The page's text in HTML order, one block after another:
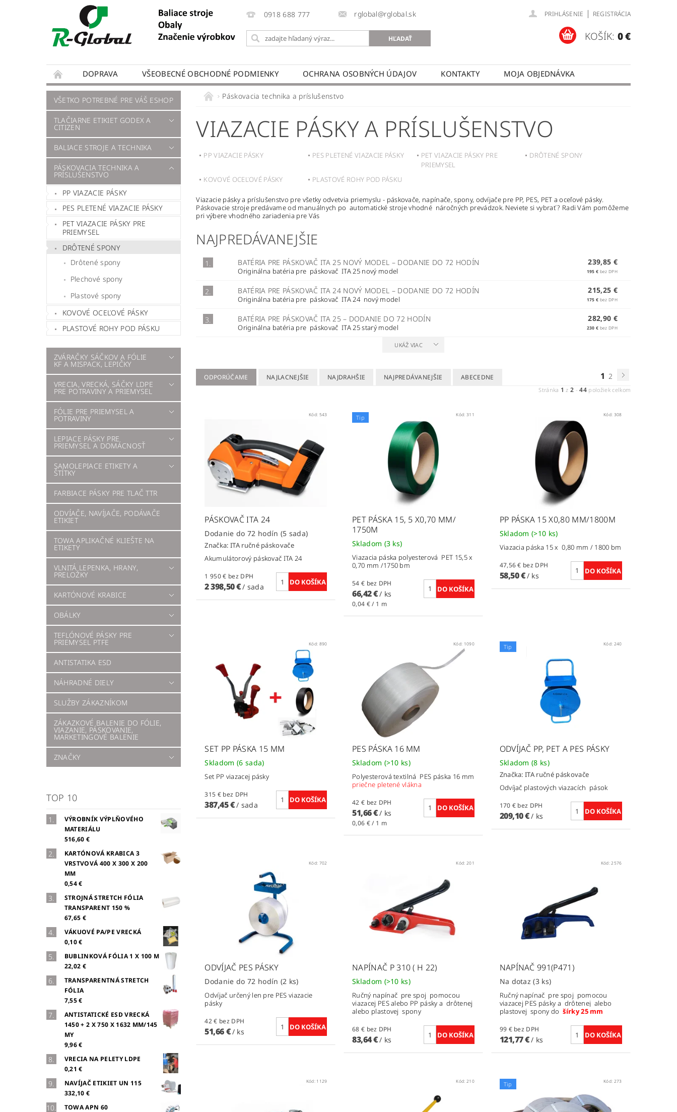
0918 688 777 rglobal@rglobal.sk PRIHLÁSENIE | REGISTRÁCIA
KOŠÍK: 0 €
DOPRAVA VŠEOBECNÉ OBCHODNÉ PODMIENKY OCHRANA OSOBNÝCH ÚDAJOV KONTAKTY MOJA OBJEDNÁVKA
VŠETKO POTREBNÉ PRE VÁŠ ESHOP
TLAČIARNE ETIKIET GODEX A
CITIZEN
BALIACE STROJE A TECHNIKA
PÁSKOVACIA TECHNIKA A
PRÍSLUŠENSTVO
PP VIAZACIE PÁSKY
PES PLETENÉ VIAZACIE PÁSKY
PET VIAZACIE PÁSKY PRE
PRIEMYSEL
DRÔTENÉ SPONY
Drôtené spony
Plechové spony
Plastové spony
KOVOVÉ OCEĽOVÉ PÁSKY
PLASTOVÉ ROHY POD PÁSKU
ZVÁRAČKY SÁČKOV A FÓLIE
KF A MISPACK, LEPIČKY
VRECIA, VRECKÁ, SÁČKY LDPE
PRE POTRAVINY A PRIEMYSEL
FÓLIE PRE PRIEMYSEL A
POTRAVINY
LEPIACE PÁSKY PRE
PRIEMYSEL A DOMÁCNOSŤ
SAMOLEPIACE ETIKETY A
ŠTÍTKY
FARBIACE PÁSKY PRE TLAČ TTR
ODVÍAČE, NAVÍJAČE, PODÁVAČE
ETIKIET
TOWA APLIKAČNÉ KLIEŠTE NA
ETIKETY
VLNITÁ LEPENKA, HRANY,
PRELOŽKY
KARTÓNOVÉ KRABICE
OBÁLKY
TEFLÓNOVÉ PÁSKY PRE
PRIEMYSEL PTFE
ANTISTATIKA ESD
NÁHRADNÉ DIELY
SLUŽBY ZÁKAZNÍKOM
ZÁKAZKOVÉ BALENIE DO FÓLIE,
VIAZANIE, PÁSKOVANIE,
MARKETINGOVÉ BALENIE
ZNAČKY
TOP 10
VÝROBNÍK VÝPLŇOVÉHO
MATERIÁLU
516,60 €
KARTÓNOVÁ KRABICA 3
VRSTVOVÁ 400 X 300 X 200
MM
0,54 €
STROJNÁ STRETCH FÓLIA
TRANSPARENT 150 %
67,65 €
VÁKUOVÉ PA/PE VRECKÁ
0,10 €
BUBLINKOVÁ FÓLIA 1 X 100 M
22,02 €
TRANSPARENTNÁ STRETCH
FÓLIA
7,55 €
ANTISTATICKÉ ESD VRECKÁ
1450 + 2 X 750 X 1632 MM/145
MY
9,96 €
VRECIA NA PELETY LDPE
0,21 €
NAVÍJAČ ETIKIET UN 115
332,10 €
TOWA APN 60
Páskovacia technika a príslušenstvo
VIAZACIE PÁSKY A PRÍSLUŠENSTVO
PP VIAZACIE PÁSKY PES PLETENÉ VIAZACIE PÁSKY
PET VIAZACIE PÁSKY PRE
PRIEMYSEL
DRÔTENÉ SPONY
KOVOVÉ OCEĽOVÉ PÁSKY PLASTOVÉ ROHY POD PÁSKU
Viazacie pásky a príslušenstvo pre všetky odvetvia priemyslu - páskovače, napínače, spony, odvíjače pre PP, PES, PET a oceľové pásky.
Páskovacie stroje predávame od manuálnych po automatické stroje vhodné náročných prevádzok. Neviete si vybrať ? Radi Vám pomôžeme
pri výbere vhodného zariadenia pre Vás
NAJPREDÁVANEJŠIE
1. BATÉRIA PRE PÁSKOVAČ ITA 25 NOVÝ MODEL – DODANIE DO 72 HODÍN
Originálna batéria pre páskovač ITA 25 nový model
239,85 €
195 € bez DPH
2. BATÉRIA PRE PÁSKOVAČ ITA 24 NOVÝ MODEL – DODANIE DO 72 HODÍN
Originálna batéria pre páskovač ITA 24 nový model
215,25 €
175 € bez DPH
3. BATÉRIA PRE PÁSKOVAČ ITA 25– DODANIE DO 72 HODÍN
Originálna batéria pre páskovač ITA 25 starý model
282,90 €
230 € bez DPH
UKÁŽ VIAC
ODPORÚČAME NAJLACNEJŠIE NAJDRAHŠIE NAJPREDÁVANEJŠIE ABECEDNE 1 2
Stránka 1 z2 -44 položiek celkom
Kód: 543
PÁSKOVAČ ITA 24
Dodanie do 72 hodín (5 sada)
Značka: ITA ručné páskovače
Akumulátorový páskovač ITA 24
1 950 € bez DPH
2 398,50 €/ sada
Tip Kód:311
PET PÁSKA 15, 5 X0,70 MM/
1750M
Skladom (3 ks)
Viazacia páska polyesterová PET 15,5 x
0,70 mm /1750 bm
54 € bez DPH
66,42 €/ ks
0,04 € / 1 m
Kód: 308
PP PÁSKA 15 X0,80 MM/1800M
Skladom(>10 ks)
Viazacia páska 15 x 0,80 mm / 1800 bm
47,56 € bez DPH
58,50 €/ ks
Kód: 890
SET PP PÁSKA 15 MM
Skladom (6 sada)
Set PP viazacej pásky
315 € bez DPH
387,45 €/ sada
Kód: 1090
PES PÁSKA 16 MM
Skladom (>10 ks)
Polyesterová textilná PES páska 16 mm
priečne pletené vlákna
42 € bez DPH
51,66 €/ ks
0,06 € / 1 m
Tip Kód: 240
ODVÍJAČ PP, PET A PES PÁSKY
Skladom(8 ks)
Značka:ITA ručné páskovače
Odvíjač plastových viazacích pások
170 € bez DPH
209,10 €/ ks
Kód: 702
ODVÍJAČ PES PÁSKY
Dodanie do 72 hodín (2 ks)
Odvíjač určený len pre PES viazacie
pásky
42 € bez DPH
51,66 €/ ks
Kód:201
NAPÍNAČ P 310 ( H 22)
Skladom (>10 ks)
Ručný napínač pre spoj pomocou
viazacej PES alebo PP pásky a drôtenej
alebo plastovej spony
68 € bez DPH
83,64 €/ ks
Kód:2576
NAPÍNAČ 991(P471)
Na dotaz(3 ks)
Ručný napínač pre spoj pomocou
viazacej PES pásky a drôtenej alebo
plastovej spony do šírky 25 mm
99 € bez DPH
121,77 €/ ks
Kód: 1129 Kód:210 Tip Kód: 273